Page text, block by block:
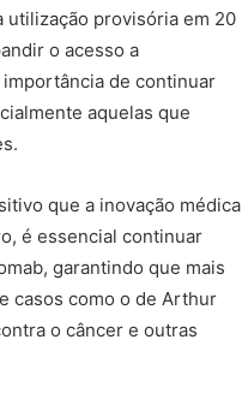
utilização provisória em 20
o acesso a
de continuar
aquelas que
que a inovação médica
é essencial continuar
garantindo que mais
casos como o de Arthur
o câncer e outras